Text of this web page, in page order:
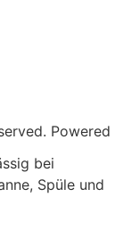
Powered
bei
Spüle und